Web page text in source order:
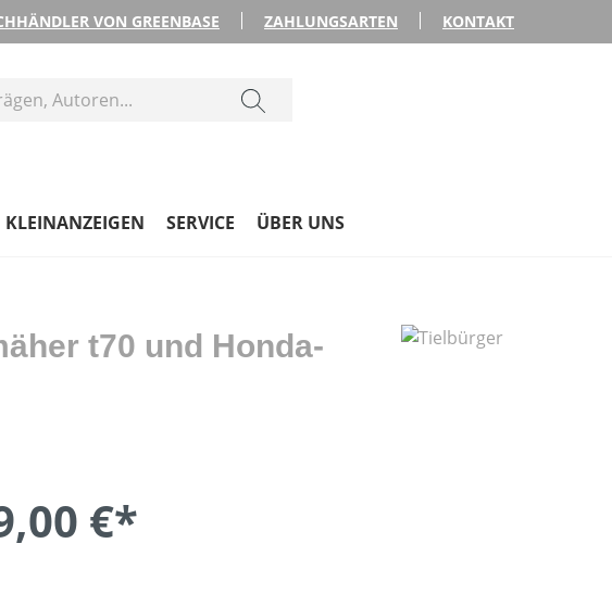
VON GREENBASE ZAHLUNGSARTEN KONTAKT
KLEINANZEIGEN SERVICE ÜBER UNS
t70 und Honda-
€*